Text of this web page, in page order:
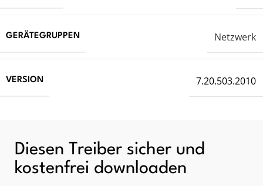
GERÄTEGRUPPEN Netzwerk
VERSION 7.20.503.2010
Diesen Treiber sicher und
kostenfrei downloaden